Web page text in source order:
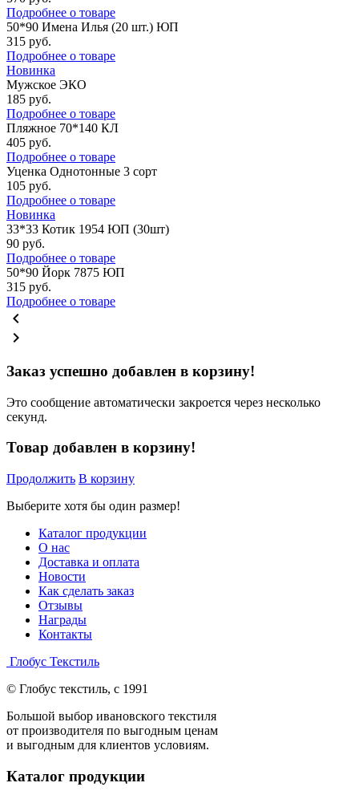
Подробнее о товаре
50*90 Имена Илья (20 шт.) ЮП
315 руб.
Подробнее о товаре
Новинка
Мужское ЭКО
185 руб.
Подробнее о товаре
Пляжное 70*140 КЛ
405 руб.
Подробнее о товаре
Уценка Однотонные 3 сорт
105 руб.
Подробнее о товаре
Новинка
33*33 Котик 1954 ЮП (30шт)
90 руб.
Подробнее о товаре
50*90 Йорк 7875 ЮП
315 руб.
Подробнее о товаре
chevron_left
chevron_right
Заказ успешно добавлен в корзину!
Это сообщение автоматически закроется через несколько
секунд.
Товар добавлен в корзину!
Продолжить В корзину
Выберите хотя бы один размер!
Каталог продукции
О нас
Доставка и оплата
Новости
Как сделать заказ
Отзывы
Награды
Контакты
Глобус Текстиль
© Глобус текстиль, с 1991
Большой выбор ивановского текстиля
от производителя по выгодным ценам
и выгодным для клиентов условиям.
Каталог продукции